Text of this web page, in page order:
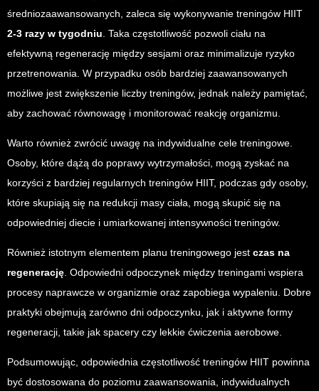
średniozaawansowanych, zaleca się wykonywanie treningów HIIT
2-3 razy w tygodniu . Taka częstotliwość pozwoli ciału na
efektywną regenerację między sesjami oraz minimalizuje ryzyko
przetrenowania. W przypadku osób bardziej zaawansowanych
możliwe jest zwiększenie liczby treningów, jednak należy pamiętać,
aby zachować równowagę i monitorować reakcję organizmu.
Warto również zwrócić uwagę na indywidualne cele treningowe.
Osoby, które dążą do poprawy wytrzymałości, mogą zyskać na
korzyści z bardziej regularnych treningów HIIT, podczas gdy osoby,
które skupiają się na redukcji masy ciała, mogą skupić się na
odpowiedniej diecie i umiarkowanej intensywności treningów.
Również istotnym elementem planu treningowego jest czas na
regenerację . Odpowiedni odpoczynek między treningami wspiera
procesy naprawcze w organizmie oraz zapobiega wypaleniu. Dobre
praktyki obejmują zarówno dni odpoczynku, jak i aktywne formy
regeneracji, takie jak spacery czy lekkie ćwiczenia aerobowe.
Podsumowując, odpowiednia częstotliwość treningów HIIT powinna
być dostosowana do poziomu zaawansowania, indywidualnych